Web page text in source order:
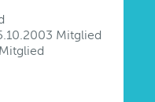
Mitglied